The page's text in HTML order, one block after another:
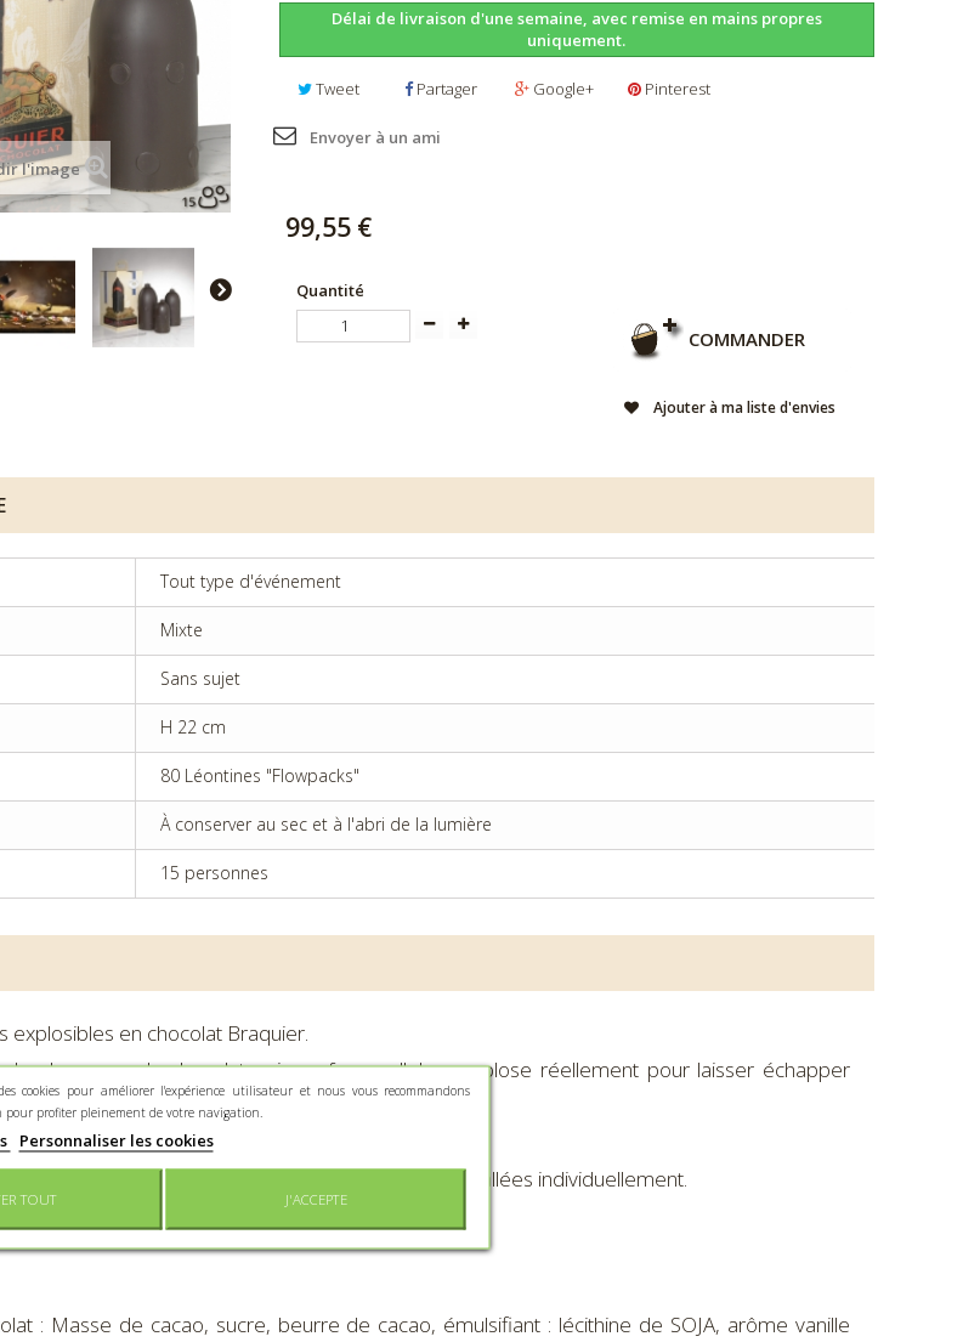
l'image
Délai de livraison d'une semaine, avec remise en mains propres
uniquement.
Tweet Partager Google+ Pinterest
Envoyer à un ami
99,55 €
Quantité
COMMANDER
Ajouter à ma liste d'envies
Tout type d'événement
Mixte
Sans sujet
H 22 cm
80 Léontines "Flowpacks"
À conserver au sec et à l'abri de la lumière
15 personnes
explosibles en chocolat Braquier.
: la coque de chocolat noir en forme d'obus explose réellement pour laisser échapper
et gadgets divers.
de chocolat noir 60% de cacao et 80 Léontine emballées individuellement.
: Masse de cacao, sucre, beurre de cacao, émulsifiant : lécithine de SOJA, arôme vanille
cookies pour améliorer l'expérience utilisateur et nous vous recommandons
profiter pleinement de votre navigation.
Personnaliser les cookies
TOUT J'ACCEPTE